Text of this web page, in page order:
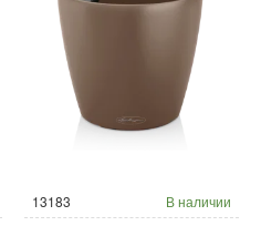
13183 В наличии